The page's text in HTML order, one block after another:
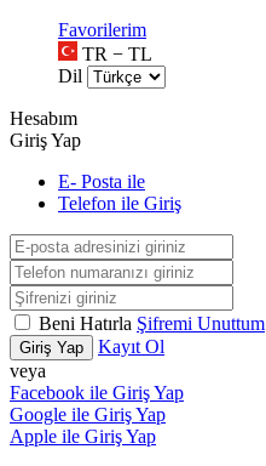
Favorilerim
TR − TL
Dil
Hesabım
Giriş Yap
E- Posta ile
Telefon ile Giriş
Beni Hatırla Şifremi Unuttum
Giriş Yap
Kayıt Ol
veya
Facebook ile Giriş Yap
Google ile Giriş Yap
Apple ile Giriş Yap